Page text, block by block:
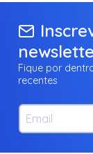
Fique por
recentes
Email